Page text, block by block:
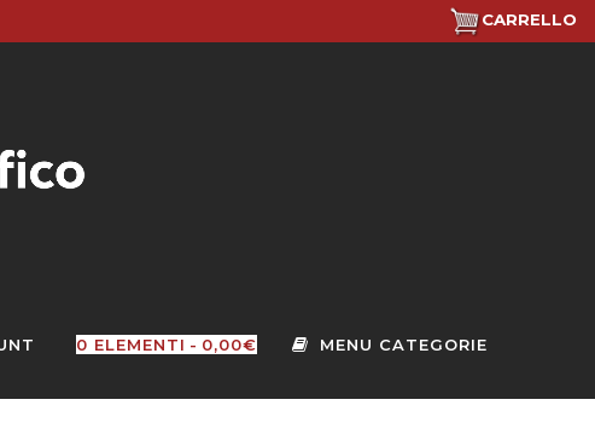
CARRELLO
0 ELEMENTI 0,00€